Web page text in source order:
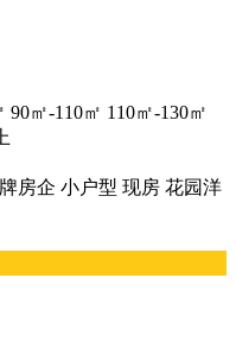
90㎡-110㎡ 110㎡-130㎡
房企 小户型 现房 花园洋